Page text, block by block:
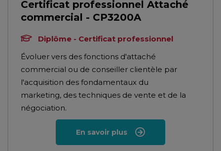
Certificat professionnel Attaché
commercial - CP3200A
Diplôme - Certificat professionnel
Évoluer vers des fonctions d'attaché
commercial ou de conseiller clientèle par
l'acquisition des fondamentaux du
marketing, des techniques de vente et de la
négociation.
En savoir plus